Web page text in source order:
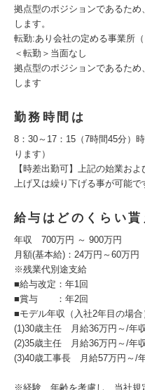
拠点型のポジションであるた
します。
転勤:あり会社の定める事業所（
＜転勤＞当面なし
拠点型のポジションであるた
します
勤務時間は
8：30～17：15（7時間45分）
ります）
【時差出勤可】上記の始業お
上げ又は繰り下げる事が可能で
給与はどのくらい貰
年収 700万円 ～ 900万円
月額(基本給)：24万円～60万円
※残業代別途支給
■給与改定：年1回
■賞与 ：年2回
■モデル年収（入社2年目の場
(1)30歳主任 月給36万円～/年
(2)35歳主任 月給36万円～/年
(3)40歳工事長 月給57万円～/
※経験、年齢を考慮し、当社規